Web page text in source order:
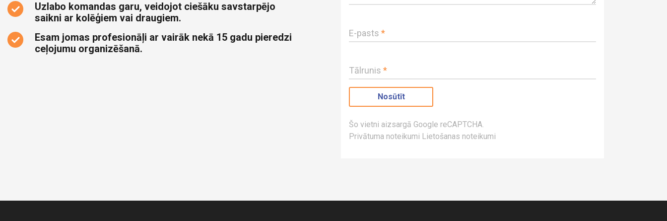
Uzlabo komandas garu, veidojot ciešāku savstarpējo
saikni ar kolēģiem vai draugiem.
Esam jomas profesionāļi ar vairāk nekā 15 gadu pieredzi
ceļojumu organizēšanā.
E-pasts *
Tālrunis *
Šo vietni aizsargā Google reCAPTCHA.
Privātuma noteikumi Lietošanas noteikumi